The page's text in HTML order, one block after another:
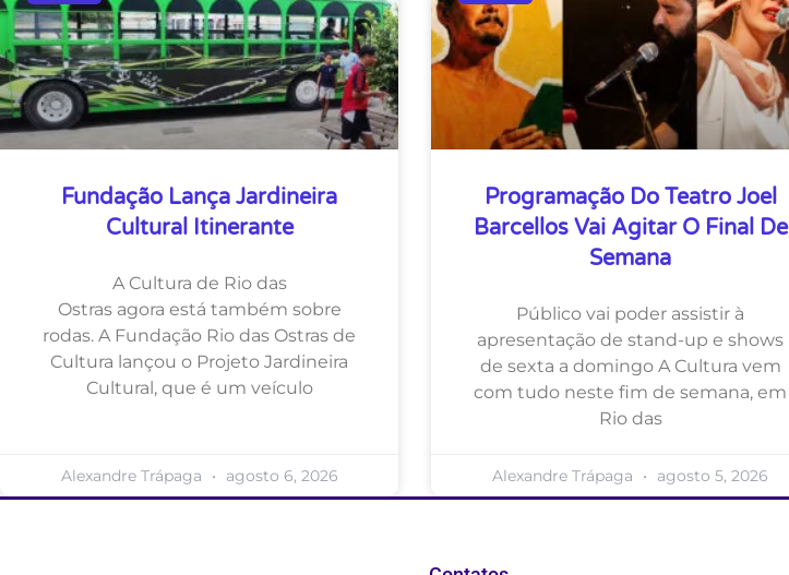
Fundação Lança Jardineira
Cultural Itinerante
A Cultura de Rio das
Ostras agora está também sobre
rodas. A Fundação Rio das Ostras de
Cultura lançou o Projeto Jardineira
Cultural, que é um veículo
Alexandre Trápaga agosto 6, 2026
Programação Do Teatro Joel
Barcellos Vai Agitar O Final De
Semana
Público vai poder assistir à
apresentação de stand-up e shows
de sexta a domingo A Cultura vem
com tudo neste fim de semana, em
Rio das
Alexandre Trápaga agosto 5, 2026